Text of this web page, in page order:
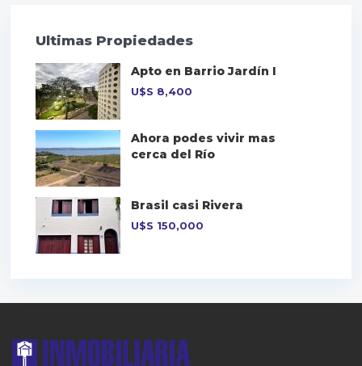
Ultimas Propiedades
Apto en Barrio Jardín I
U$S 8,400
Ahora podes vivir mas
cerca del Río
Brasil casi Rivera
U$S 150,000